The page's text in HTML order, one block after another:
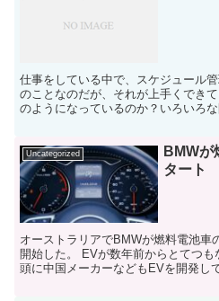
仕事をしている中で、スケジュール
のことなのだが、それが上手くでき
のようになっているのか？いろいろ
Uncategorized
BMWが
タート
オーストラリアでBMWが燃料電池車
開始した。 EVが数年前からとてつ
頭に中国メーカーなどもEVを開発し